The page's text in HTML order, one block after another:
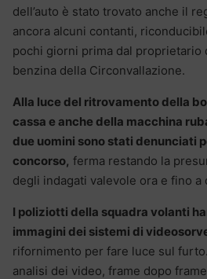
dell’auto è stato trovato anche il
ancora alcuni contanti,
pochi giorni prima dal proprietario
benzina della Circonvallazione.
Alla luce del ritrovamento della
cassa e anche della macchina
due uomini sono stati denunciati
concorso, ferma restando la
degli indagati valevole ora e fino a
I poliziotti della squadra volanti
immagini dei sistemi di
rifornimento per fare luce sul furto.
analisi dei video, frame dopo